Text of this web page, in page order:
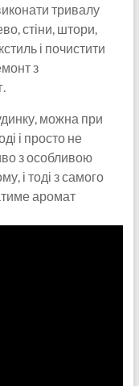
тривалу
стіни, штори,
і почистити
з
можна при
і просто не
з особливою
і тоді з самого
аромат